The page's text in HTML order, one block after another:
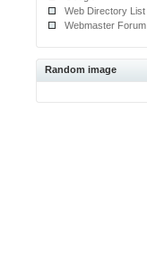
Web Directory List
Webmaster Forum
Random image